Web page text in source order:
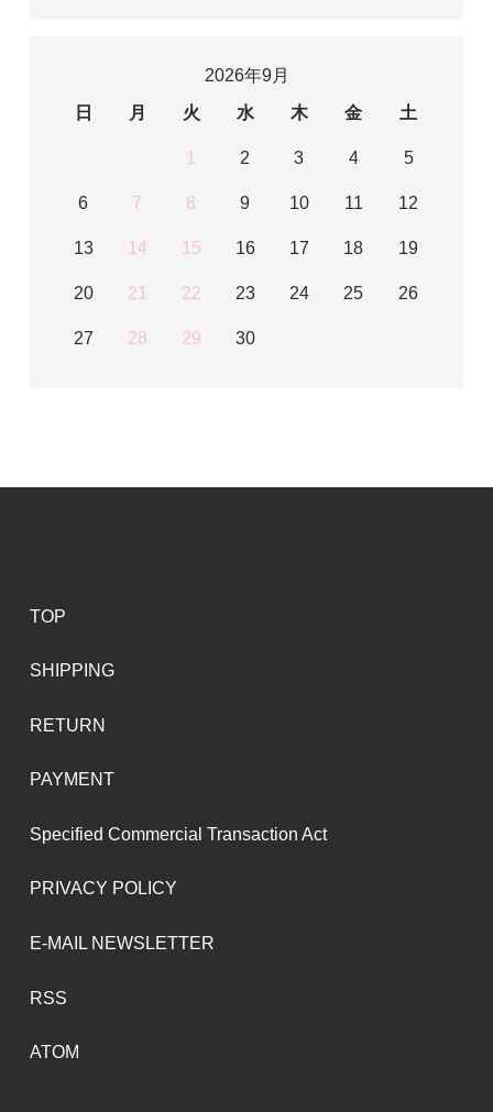
2026年9月
日
月 火 水 木 金 土
1 2 3 4 5
6 7 8 9 10 11 12
13 14 15 16 17 18 19
20 21 22 23 24 25 26
27 28 29 30
TOP
SHIPPING
RETURN
PAYMENT
Specified Commercial Transaction Act
PRIVACY POLICY
E-MAIL NEWSLETTER
RSS
ATOM